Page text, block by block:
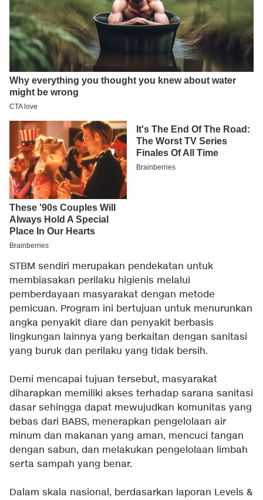
STBM sendiri merupakan pendekatan untuk
membiasakan perilaku higienis melalui
pemberdayaan masyarakat dengan metode
pemicuan. Program ini bertujuan untuk menurunkan
angka penyakit diare dan penyakit berbasis
lingkungan lainnya yang berkaitan dengan sanitasi
yang buruk dan perilaku yang tidak bersih.
Demi mencapai tujuan tersebut, masyarakat
diharapkan memiliki akses terhadap sarana sanitasi
dasar sehingga dapat mewujudkan komunitas yang
bebas dari BABS, menerapkan pengelolaan air
minum dan makanan yang aman, mencuci tangan
dengan sabun, dan melakukan pengelolaan limbah
serta sampah yang benar.
Dalam skala nasional, berdasarkan laporan Levels &